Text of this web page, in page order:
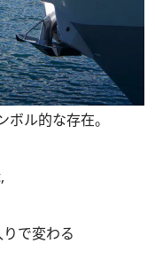
ル的な存在。
で変わる